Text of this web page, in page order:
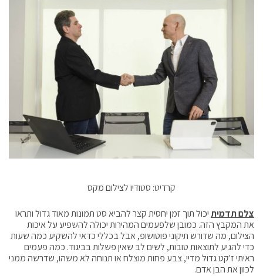
קרדיט: סטודיו לצילום מקס
צלם תדמיתיכול תוך זמן יחסית קצר להביא סט תמונות מאוד גדול ותראו
את המקבץ הזה. כמובן שלפעמים המהירות יכולה להשפיע על איכות
הצילום, מה שדורש תיקוני פוטושופ, אבל בכללי כדאי להשקיע כמה שעות
כדי להגיע לתוצאות טובות, לשים לב שאין פשלות בביגוד. כמה פעמים
ראיתי ז'קט גדול מדיי, צבע פחות מוצלח או תנוחה לא משהו, שדרשה ממני
לכוון את הבן אדם.